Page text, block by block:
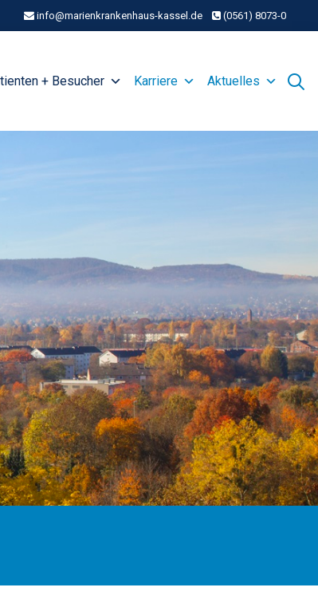
info@marienkrankenhaus-kassel.de (0561) 8073-0
+ Besucher Karriere Aktuelles